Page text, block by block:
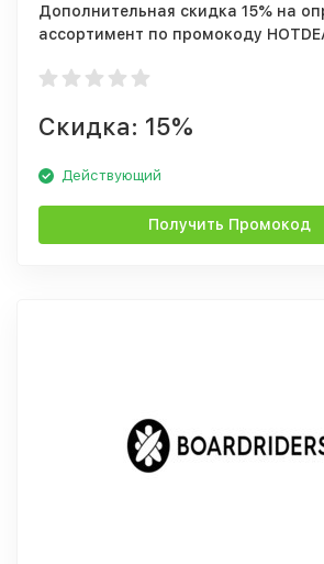
Дополнительная скидка 15% на
ассортимент по промокоду
Скидка: 15%
Действующий
Получить Промокод